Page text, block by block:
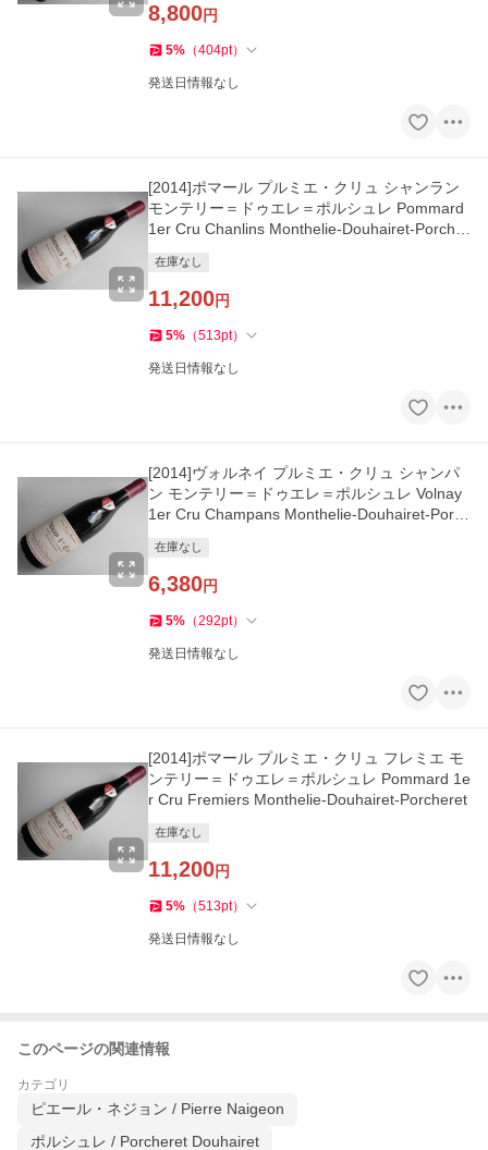
8,800円
5% （404pt）
発送日情報なし
[2014]ポマール プルミエ・クリュ シャンラン
モンテリー＝ドゥエレ＝ポルシュレ Pommard
1er Cru Chanlins Monthelie-Douhairet-Porcher
在庫なし
11,200円
5% （513pt）
発送日情報なし
[2014]ヴォルネイ プルミエ・クリュ シャンパ
ン モンテリー＝ドゥエレ＝ポルシュレ Volnay
1er Cru Champans Monthelie-Douhairet-Porch
在庫なし
6,380円
5% （292pt）
発送日情報なし
[2014]ポマール プルミエ・クリュ フレミエ モ
ンテリー＝ドゥエレ＝ポルシュレ Pommard 1e
r Cru Fremiers Monthelie-Douhairet-Porcheret
在庫なし
11,200円
5% （513pt）
発送日情報なし
このページの関連情報
カテゴリ
ピエール・ネジョン / Pierre Naigeon
ポルシュレ / Porcheret Douhairet